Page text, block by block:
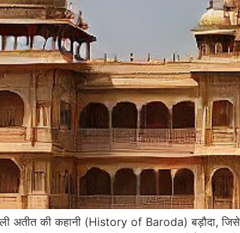
अतीत की कहानी (History of Baroda) बड़ौदा,